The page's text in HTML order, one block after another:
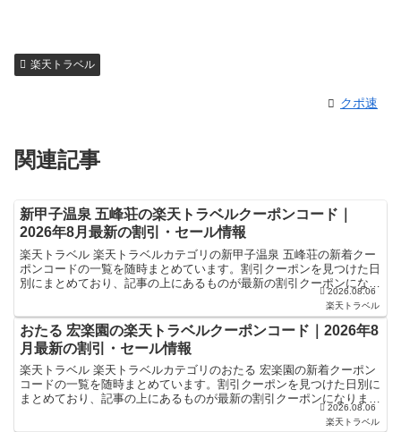
楽天トラベル
クポ速
関連記事
新甲子温泉 五峰荘の楽天トラベルクーポンコード｜
2026年8月最新の割引・セール情報
楽天トラベル 楽天トラベルカテゴリの新甲子温泉 五峰荘の新着クー
ポンコードの一覧を随時まとめています。割引クーポンを見つけた日
別にまとめており、記事の上にあるものが最新の割引クーポンになり
ます。ホテル・旅館宿泊の予約などで使えるクーポンやセ...2026.08.06
楽天トラベル
おたる 宏楽園の楽天トラベルクーポンコード｜2026年8
月最新の割引・セール情報
楽天トラベル 楽天トラベルカテゴリのおたる 宏楽園の新着クーポン
コードの一覧を随時まとめています。割引クーポンを見つけた日別に
まとめており、記事の上にあるものが最新の割引クーポンになりま
す。ホテル・旅館宿泊の予約などで使えるクーポンやセール...2026.08.06
楽天トラベル